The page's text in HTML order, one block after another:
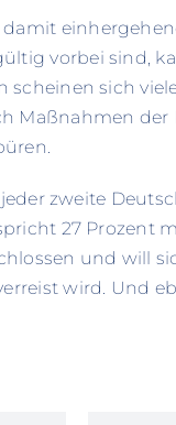
vorbei sind,
scheinen sich
Maßnahmen der
zweite
27 Prozent
und will
wird. Und